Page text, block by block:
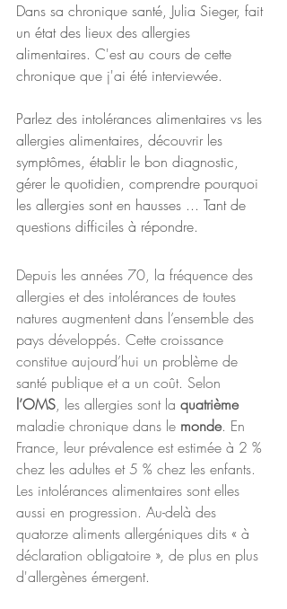
Dans sa chronique santé, Julia Sieger, fait
un état des lieux des allergies
alimentaires. C'est au cours de cette
chronique que j'ai été interviewée.
Parlez des intolérances alimentaires vs les
allergies alimentaires, découvrir les
symptômes, établir le bon diagnostic,
gérer le quotidien, comprendre pourquoi
les allergies sont en hausses ... Tant de
questions difficiles à répondre.
Depuis les années 70, la fréquence des
allergies et des intolérances de toutes
natures augmentent dans l’ensemble des
pays développés. Cette croissance
constitue aujourd’hui un problème de
santé publique et a un coût. Selon
l’OMS, les allergies sont la quatrième
maladie chronique dans le monde. En
France, leur prévalence est estimée à 2 %
chez les adultes et 5 % chez les enfants.
Les intolérances alimentaires sont elles
aussi en progression. Au-delà des
quatorze aliments allergéniques dits « à
déclaration obligatoire », de plus en plus
d'allergènes émergent.